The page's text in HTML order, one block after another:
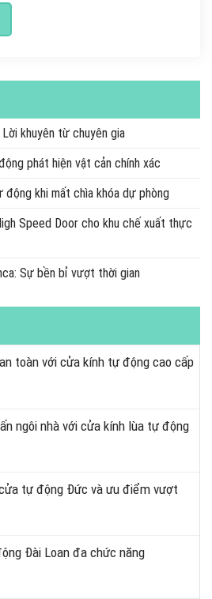
khuyên từ chuyên gia
phát hiện vật cản chính xác
khi mất chìa khóa dự phòng
Speed Door cho khu chế xuất thực
Sự bền bỉ vượt thời gian
toàn với cửa kính tự động cao cấp
ngôi nhà với cửa kính lùa tự động
tự động Đức và ưu điểm vượt
Đài Loan đa chức năng